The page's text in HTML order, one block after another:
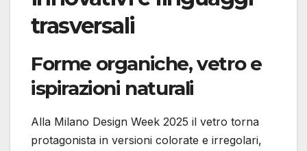
trasversali
Forme organiche, vetro e
ispirazioni naturali
Alla Milano Design Week 2025 il vetro torna
protagonista in versioni colorate e irregolari,